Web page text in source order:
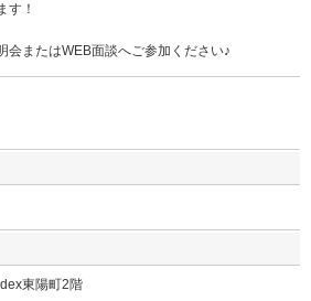
す！
会またはWEB面談へご参加ください♪
東陽町2階